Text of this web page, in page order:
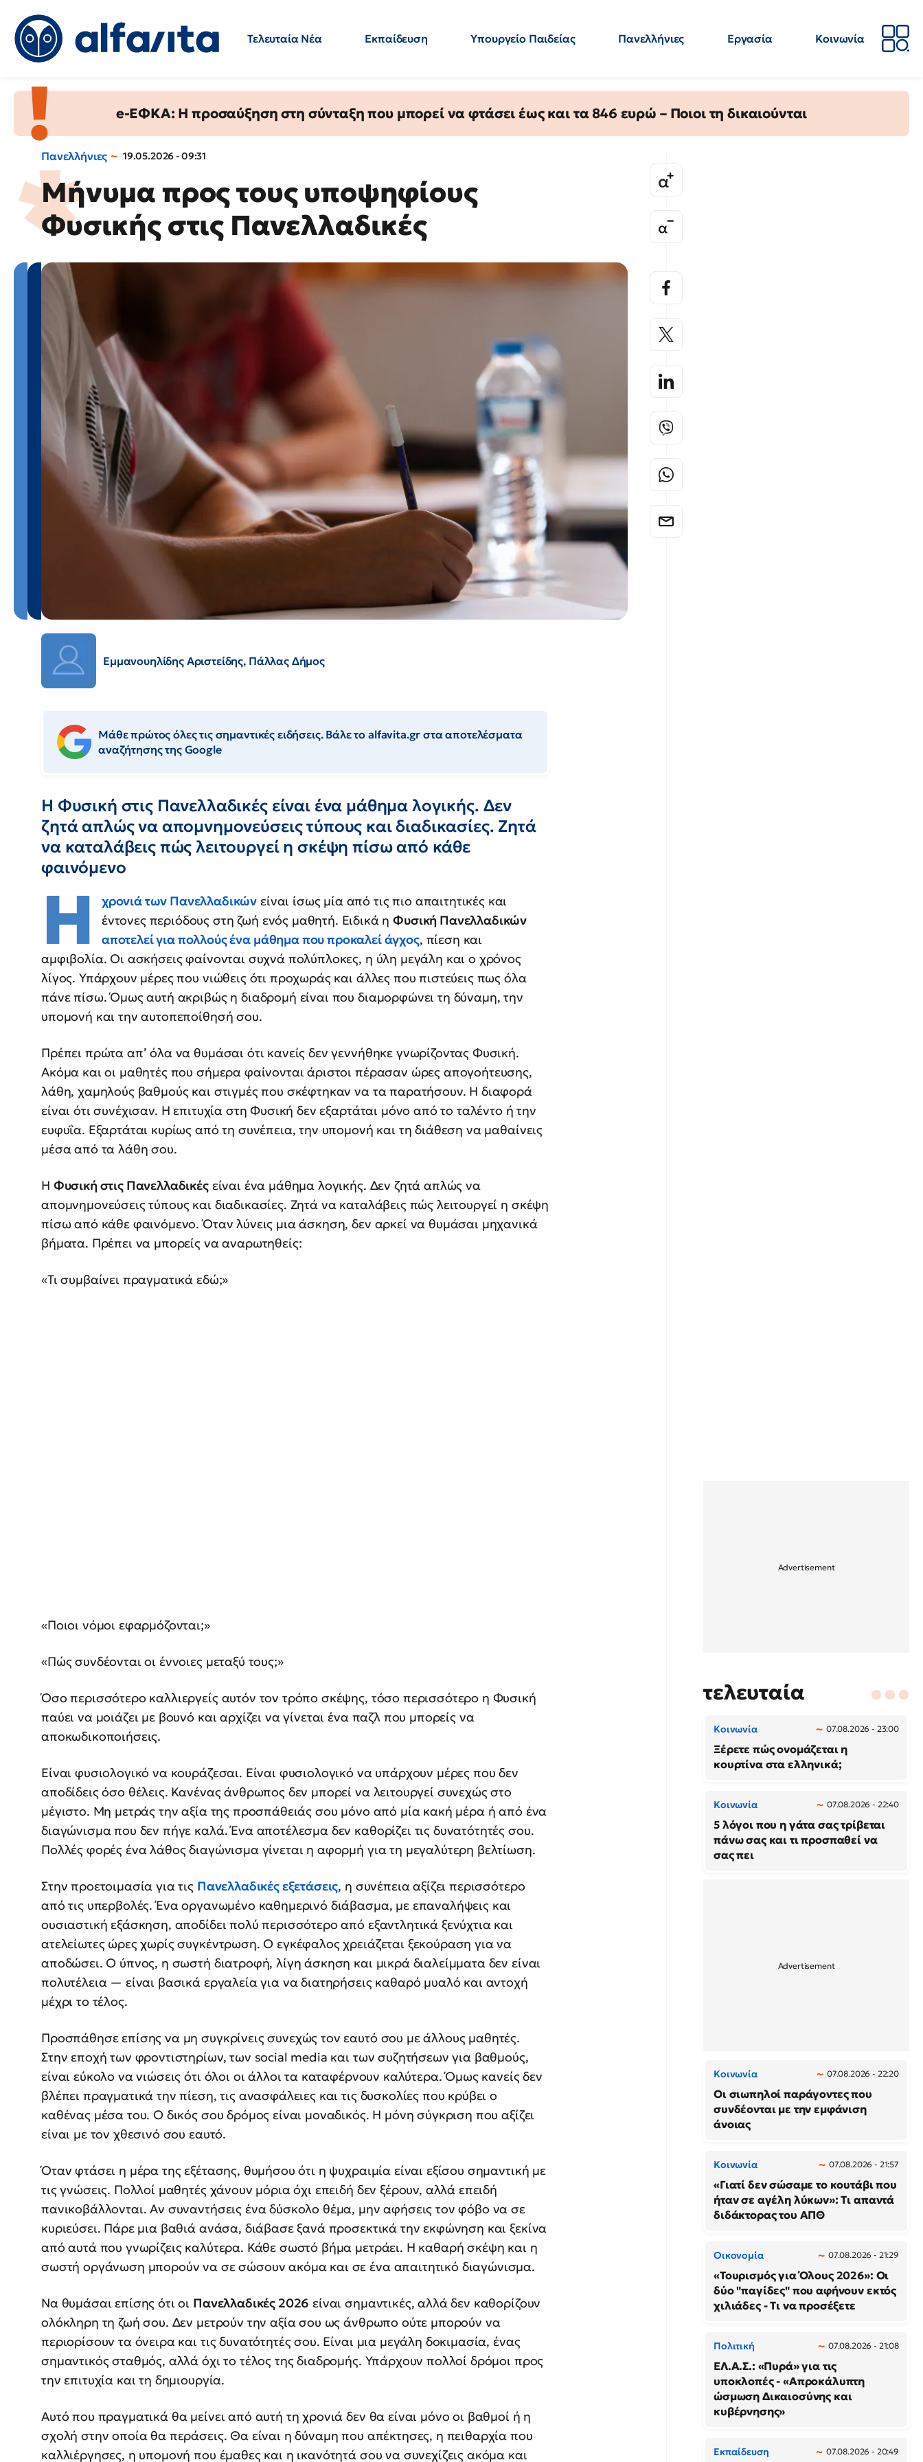
Τελευταία Νέα Εκπαίδευση Υπουργείο Παιδείας Πανελλήνιες Εργασία
Κοινωνία
e-ΕΦΚΑ: Η προσαύξηση στη σύνταξη που μπορεί να φτάσει έως και τα 846 ευρώ – Ποιοι τη δικαιούνται
Πανελλήνιες 19.05.2026 - 09:31
Μήνυμα προς τους υποψηφίους
Φυσικής στις Πανελλαδικές
Εμμανουηλίδης Αριστείδης, Πάλλας Δήμος
Μάθε πρώτος όλες τις σημαντικές ειδήσεις. Βάλε το alfavita.gr στα αποτελέσματα
αναζήτησης της Google
Η Φυσική στις Πανελλαδικές είναι ένα μάθημα λογικής. Δεν
ζητά απλώς να απομνημονεύσεις τύπους και διαδικασίες. Ζητά
να καταλάβεις πώς λειτουργεί η σκέψη πίσω από κάθε
φαινόμενο
Η χρονιά των Πανελλαδικών είναι ίσως μία από τις πιο απαιτητικές και
έντονες περιόδους στη ζωή ενός μαθητή. Ειδικά ηΦυσική Πανελλαδικών
αποτελεί για πολλούς ένα μάθημα που προκαλεί άγχος, πίεση και
αμφιβολία. Οι ασκήσεις φαίνονται συχνά πολύπλοκες, η ύλη μεγάλη και ο χρόνος
λίγος. Υπάρχουν μέρες που νιώθεις ότι προχωράς και άλλες που πιστεύεις πως όλα
πάνε πίσω. Όμως αυτή ακριβώς η διαδρομή είναι που διαμορφώνει τη δύναμη, την
υπομονή και την αυτοπεποίθησή σου.
Πρέπει πρώτα απ’ όλα να θυμάσαι ότι κανείς δεν γεννήθηκε γνωρίζοντας Φυσική.
Ακόμα και οι μαθητές που σήμερα φαίνονται άριστοι πέρασαν ώρες απογοήτευσης,
λάθη, χαμηλούς βαθμούς και στιγμές που σκέφτηκαν να τα παρατήσουν. Η διαφορά
είναι ότι συνέχισαν. Η επιτυχία στη Φυσική δεν εξαρτάται μόνο από το ταλέντο ή την
ευφυΐα. Εξαρτάται κυρίως από τη συνέπεια, την υπομονή και τη διάθεση να μαθαίνεις
μέσα από τα λάθη σου.
Η Φυσική στις Πανελλαδικέςείναι ένα μάθημα λογικής. Δεν ζητά απλώς να
απομνημονεύσεις τύπους και διαδικασίες. Ζητά να καταλάβεις πώς λειτουργεί η σκέψη
πίσω από κάθε φαινόμενο. Όταν λύνεις μια άσκηση, δεν αρκεί να θυμάσαι μηχανικά
βήματα. Πρέπει να μπορείς να αναρωτηθείς:
«Τι συμβαίνει πραγματικά εδώ;»
«Ποιοι νόμοι εφαρμόζονται;»
«Πώς συνδέονται οι έννοιες μεταξύ τους;»
Όσο περισσότερο καλλιεργείς αυτόν τον τρόπο σκέψης, τόσο περισσότερο η Φυσική
παύει να μοιάζει με βουνό και αρχίζει να γίνεται ένα παζλ που μπορείς να
αποκωδικοποιήσεις.
Είναι φυσιολογικό να κουράζεσαι. Είναι φυσιολογικό να υπάρχουν μέρες που δεν
αποδίδεις όσο θέλεις. Κανένας άνθρωπος δεν μπορεί να λειτουργεί συνεχώς στο
μέγιστο. Μη μετράς την αξία της προσπάθειάς σου μόνο από μία κακή μέρα ή από ένα
διαγώνισμα που δεν πήγε καλά. Ένα αποτέλεσμα δεν καθορίζει τις δυνατότητές σου.
Πολλές φορές ένα λάθος διαγώνισμα γίνεται η αφορμή για τη μεγαλύτερη βελτίωση.
Στην προετοιμασία για τις Πανελλαδικές εξετάσεις, η συνέπεια αξίζει περισσότερο
από τις υπερβολές. Ένα οργανωμένο καθημερινό διάβασμα, με επαναλήψεις και
ουσιαστική εξάσκηση, αποδίδει πολύ περισσότερο από εξαντλητικά ξενύχτια και
ατελείωτες ώρες χωρίς συγκέντρωση. Ο εγκέφαλος χρειάζεται ξεκούραση για να
αποδώσει. Ο ύπνος, η σωστή διατροφή, λίγη άσκηση και μικρά διαλείμματα δεν είναι
πολυτέλεια — είναι βασικά εργαλεία για να διατηρήσεις καθαρό μυαλό και αντοχή
μέχρι το τέλος.
Προσπάθησε επίσης να μη συγκρίνεις συνεχώς τον εαυτό σου με άλλους μαθητές.
Στην εποχή των φροντιστηρίων, των social media και των συζητήσεων για βαθμούς,
είναι εύκολο να νιώσεις ότι όλοι οι άλλοι τα καταφέρνουν καλύτερα. Όμως κανείς δεν
βλέπει πραγματικά την πίεση, τις ανασφάλειες και τις δυσκολίες που κρύβει ο
καθένας μέσα του. Ο δικός σου δρόμος είναι μοναδικός. Η μόνη σύγκριση που αξίζει
είναι με τον χθεσινό σου εαυτό.
Όταν φτάσει η μέρα της εξέτασης, θυμήσου ότι η ψυχραιμία είναι εξίσου σημαντική με
τις γνώσεις. Πολλοί μαθητές χάνουν μόρια όχι επειδή δεν ξέρουν, αλλά επειδή
πανικοβάλλονται. Αν συναντήσεις ένα δύσκολο θέμα, μην αφήσεις τον φόβο να σε
κυριεύσει. Πάρε μια βαθιά ανάσα, διάβασε ξανά προσεκτικά την εκφώνηση και ξεκίνα
από αυτά που γνωρίζεις καλύτερα. Κάθε σωστό βήμα μετράει. Η καθαρή σκέψη και η
σωστή οργάνωση μπορούν να σε σώσουν ακόμα και σε ένα απαιτητικό διαγώνισμα.
Να θυμάσαι επίσης ότι οι Πανελλαδικές 2026 είναι σημαντικές, αλλά δεν καθορίζουν
ολόκληρη τη ζωή σου. Δεν μετρούν την αξία σου ως άνθρωπο ούτε μπορούν να
περιορίσουν τα όνειρα και τις δυνατότητές σου. Είναι μια μεγάλη δοκιμασία, ένας
σημαντικός σταθμός, αλλά όχι το τέλος της διαδρομής. Υπάρχουν πολλοί δρόμοι προς
την επιτυχία και τη δημιουργία.
Αυτό που πραγματικά θα μείνει από αυτή τη χρονιά δεν θα είναι μόνο οι βαθμοί ή η
σχολή στην οποία θα περάσεις. Θα είναι η δύναμη που απέκτησες, η πειθαρχία που
καλλιέργησες, η υπομονή που έμαθες και η ικανότητά σου να συνεχίζεις ακόμα και
τελευταία
Κοινωνία 07.08.2026 - 23:00
Ξέρετε πώς ονομάζεται η
κουρτίνα στα ελληνικά;
Κοινωνία 07.08.2026 - 22:40
5 λόγοι που η γάτα σας τρίβεται
πάνω σας και τι προσπαθεί να
σας πει
Κοινωνία 07.08.2026 - 22:20
Οι σιωπηλοί παράγοντες που
συνδέονται με την εμφάνιση
άνοιας
Κοινωνία 07.08.2026 - 21:57
«Γιατί δεν σώσαμε το κουτάβι που
ήταν σε αγέλη λύκων»: Τι απαντά
διδάκτορας του ΑΠΘ
Οικονομία 07.08.2026 - 21:29
«Τουρισμός για Όλους 2026»: Οι
δύο "παγίδες" που αφήνουν εκτός
χιλιάδες - Τι να προσέξετε
Πολιτική 07.08.2026 - 21:08
ΕΛ.Α.Σ.: «Πυρά» για τις
υποκλοπές - «Απροκάλυπτη
ώσμωση Δικαιοσύνης και
κυβέρνησης»
Εκπαίδευση 07.08.2026 - 20:49